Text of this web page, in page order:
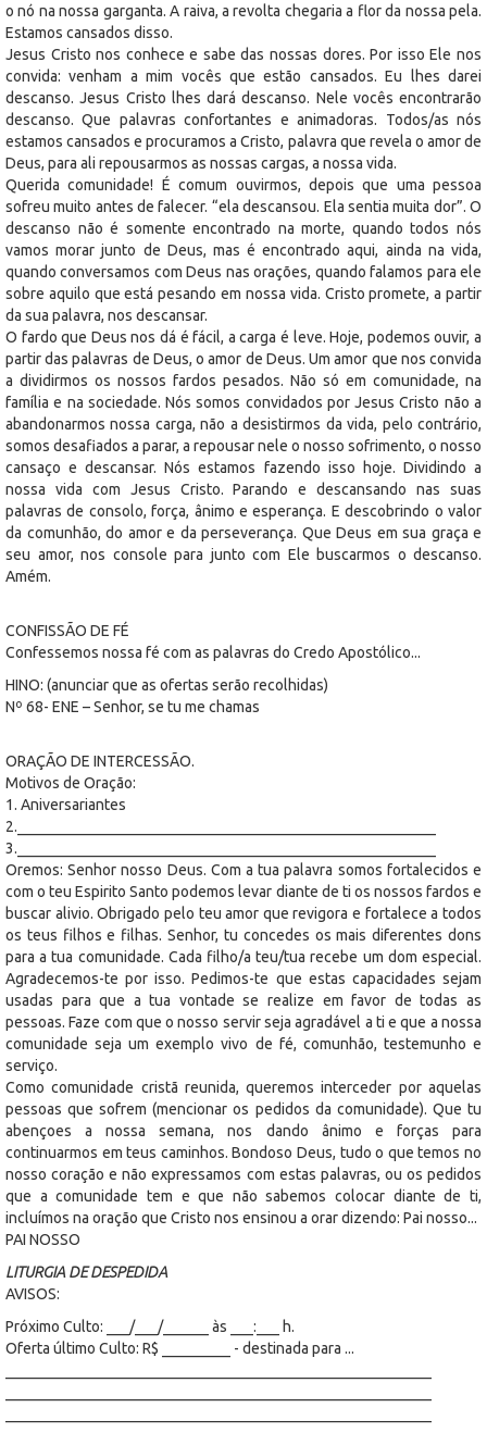
o nó na nossa garganta. A raiva, a revolta chegaria a flor da nossa pela.
Estamos cansados disso.
Jesus Cristo nos conhece e sabe das nossas dores. Por isso Ele nos
convida: venham a mim vocês que estão cansados. Eu lhes darei
descanso. Jesus Cristo lhes dará descanso. Nele vocês encontrarão
descanso. Que palavras confortantes e animadoras. Todos/as nós
estamos cansados e procuramos a Cristo, palavra que revela o amor de
Deus, para ali repousarmos as nossas cargas, a nossa vida.
Querida comunidade! É comum ouvirmos, depois que uma pessoa
sofreu muito antes de falecer. “ela descansou. Ela sentia muita dor”. O
descanso não é somente encontrado na morte, quando todos nós
vamos morar junto de Deus, mas é encontrado aqui, ainda na vida,
quando conversamos com Deus nas orações, quando falamos para ele
sobre aquilo que está pesando em nossa vida. Cristo promete, a partir
da sua palavra, nos descansar.
O fardo que Deus nos dá é fácil, a carga é leve. Hoje, podemos ouvir, a
partir das palavras de Deus, o amor de Deus. Um amor que nos convida
a dividirmos os nossos fardos pesados. Não só em comunidade, na
família e na sociedade. Nós somos convidados por Jesus Cristo não a
abandonarmos nossa carga, não a desistirmos da vida, pelo contrário,
somos desafiados a parar, a repousar nele o nosso sofrimento, o nosso
cansaço e descansar. Nós estamos fazendo isso hoje. Dividindo a
nossa vida com Jesus Cristo. Parando e descansando nas suas
palavras de consolo, força, ânimo e esperança. E descobrindo o valor
da comunhão, do amor e da perseverança. Que Deus em sua graça e
seu amor, nos console para junto com Ele buscarmos o descanso.
Amém.
CONFISSÃO DE FÉ
Confessemos nossa fé com as palavras do Credo Apostólico...
HINO: (anunciar que as ofertas serão recolhidas)
Nº 68- ENE – Senhor, se tu me chamas
ORAÇÃO DE INTERCESSÃO.
Motivos de Oração:
1. Aniversariantes
2._______________________________________________________
3._______________________________________________________
Oremos: Senhor nosso Deus. Com a tua palavra somos fortalecidos e
com o teu Espirito Santo podemos levar diante de ti os nossos fardos e
buscar alivio. Obrigado pelo teu amor que revigora e fortalece a todos
os teus filhos e filhas. Senhor, tu concedes os mais diferentes dons
para a tua comunidade. Cada filho/a teu/tua recebe um dom especial.
Agradecemos-te por isso. Pedimos-te que estas capacidades sejam
usadas para que a tua vontade se realize em favor de todas as
pessoas. Faze com que o nosso servir seja agradável a ti e que a nossa
comunidade seja um exemplo vivo de fé, comunhão, testemunho e
serviço.
Como comunidade cristã reunida, queremos interceder por aquelas
pessoas que sofrem (mencionar os pedidos da comunidade). Que tu
abençoes a nossa semana, nos dando ânimo e forças para
continuarmos em teus caminhos. Bondoso Deus, tudo o que temos no
nosso coração e não expressamos com estas palavras, ou os pedidos
que a comunidade tem e que não sabemos colocar diante de ti,
incluímos na oração que Cristo nos ensinou a orar dizendo: Pai nosso...
PAI NOSSO
LITURGIA DE DESPEDIDA
AVISOS:
Próximo Culto: ___/___/______ às ___:___ h.
Oferta último Culto: R$ _________ - destinada para ...